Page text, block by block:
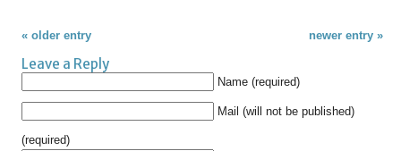
« older entry newer entry »
Leave a Reply
Name (required)
Mail (will not be published)
(required)